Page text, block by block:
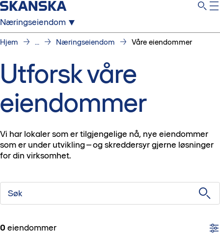
Næringseiendom
Hjem ... Næringseiendom Våre eiendommer
Utforsk våre
eiendommer
Vi har lokaler som er tilgjengelige nå, nye eiendommer
som er under utvikling – og skreddersyr gjerne løsninger
for din virksomhet.
0 eiendommer
Søk